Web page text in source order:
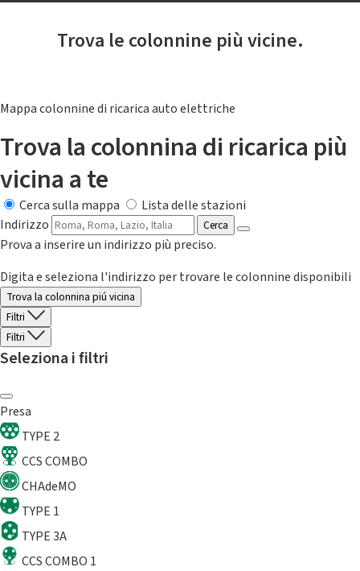
Trova le colonnine più vicine.
Mappa colonnine di ricarica auto elettriche
Trova la colonnina di ricarica più
vicina a te
Cerca sulla mappa
Lista delle stazioni
Indirizzo
Cerca
Prova a inserire un indirizzo più preciso.
Digita e seleziona l'indirizzo per trovare le colonnine disponibili
Trova la colonnina piú vicina
Filtri
Filtri
Seleziona i filtri
Presa
TYPE 2
CCS COMBO
CHAdeMO
TYPE 1
TYPE 3A
CCS COMBO 1